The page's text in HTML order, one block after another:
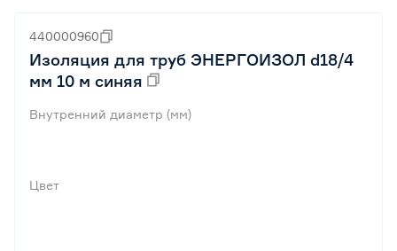
440000960
Изоляция для труб ЭНЕРГОИЗОЛ d18/4
мм 10 м синяя
Внутренний диаметр (мм)
Цвет